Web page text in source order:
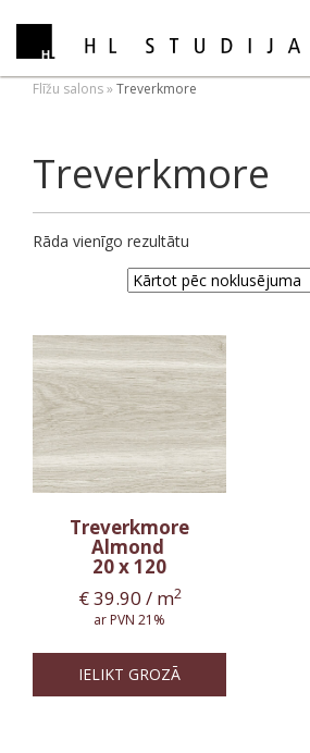
Flīžu salons»Treverkmore
Treverkmore
Rāda vienīgo rezultātu
Treverkmore
Almond
20 x 120
€39.90 / m2
ar PVN 21%
IELIKT GROZĀ